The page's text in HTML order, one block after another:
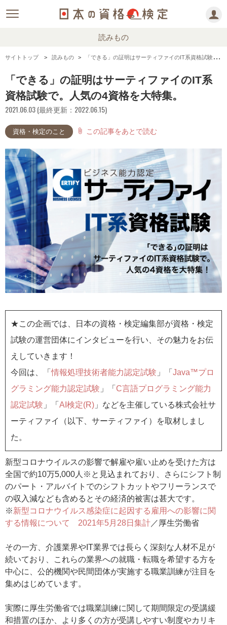
読みもの
サイトトップ 読みもの 「できる」の証明はサーティファイのIT系資格試験で。人気の4資格を大特集。
「できる」の証明はサーティファイのIT系
資格試験で。人気の4資格を大特集。
2021.06.03 (最終更新：2022.06.15)
資格・検定のこと attach_file この記事をあとで読む
★この企画では、日本の資格・検定編集部が資格・検定
試験の運営団体にインタビューを行い、その魅力をお伝
えしていきます！
今回は、「情報処理技術者能力認定試験 」「 Java™プロ
グラミング能力認定試験 」「 C言語プログラミング能力
認定試験 」「 AI検定(R) 」などを主催している株式会社サ
ーティファイ（以下、サーティファイ）を取材しまし
た。
新型コロナウイルスの影響で解雇や雇い止めを受けた方は
全国で約10万5,000人※と見込まれており、さらにシフト制
のパート・アルバイトでのシフトカットやフリーランスで
の収入減なども含めるとその経済的被害は甚大です。
※新型コロナウイルス感染症に起因する雇用への影響に関
する情報について 2021年5月28日集計 ／厚生労働省
その一方、介護業界やIT業界では長らく深刻な人材不足が
続いており、これらの業界への就職・転職を希望する方を
中心に、公的機関や民間団体が実施する職業訓練が注目を
集めはじめています。
実際に厚生労働省では職業訓練に関して期間限定の受講緩
和措置のほか、より多くの方が受講しやすい制度やカリキ